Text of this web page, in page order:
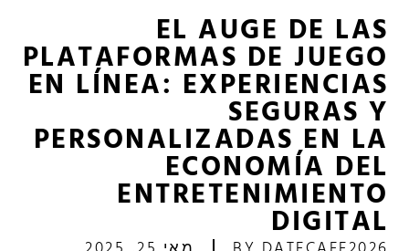
EL AUGE DE LAS
PLATAFORMAS DE JUEGO
EN LÍNEA: EXPERIENCIAS
SEGURAS Y
PERSONALIZADAS EN LA
ECONOMÍA DEL
ENTRETENIMIENTO
DIGITAL